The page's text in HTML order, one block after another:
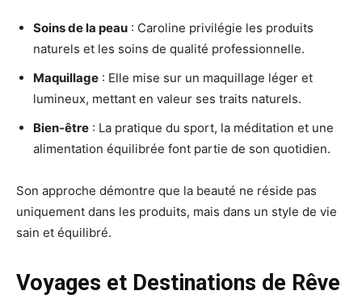
Soins de la peau : Caroline privilégie les produits
naturels et les soins de qualité professionnelle.
Maquillage : Elle mise sur un maquillage léger et
lumineux, mettant en valeur ses traits naturels.
Bien-être : La pratique du sport, la méditation et une
alimentation équilibrée font partie de son quotidien.
Son approche démontre que la beauté ne réside pas
uniquement dans les produits, mais dans un style de vie
sain et équilibré.
Voyages et Destinations de Rêve